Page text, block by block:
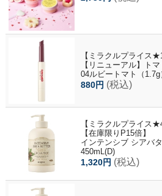
【ミラクルプライス
【リニューアル】ト
04ルビートマト（1.7g
880円 (税込)
【ミラクルプライス
【在庫限りP15倍】
インテンシブ シアバ
450mL(D)
1,320円 (税込)